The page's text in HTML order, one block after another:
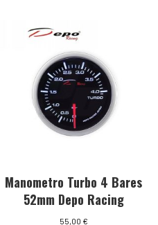
Manometro Turbo 4 Bares
52mm Depo Racing
55,00 €